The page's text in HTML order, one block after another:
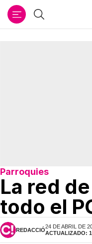
Buscar
Parroquies
La red
todo el
REDACCIÓ
24 DE ABRIL DE
ACTUALIZADO: